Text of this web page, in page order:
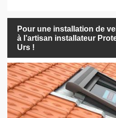
Pour une installation de
à l’artisan installateur
Urs !